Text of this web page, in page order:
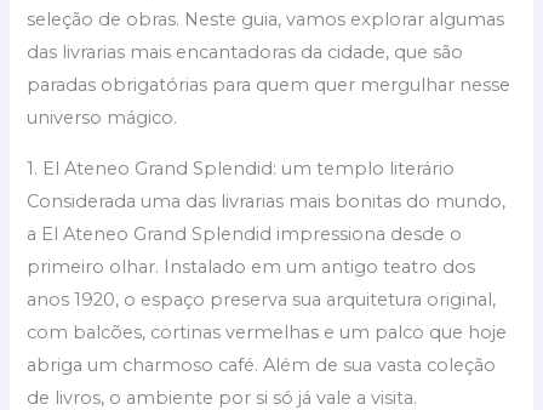
seleção de obras. Neste guia, vamos explorar algumas
das livrarias mais encantadoras da cidade, que são
paradas obrigatórias para quem quer mergulhar nesse
universo mágico.
1. El Ateneo Grand Splendid: um templo literário
Considerada uma das livrarias mais bonitas do mundo,
a El Ateneo Grand Splendid impressiona desde o
primeiro olhar. Instalado em um antigo teatro dos
anos 1920, o espaço preserva sua arquitetura original,
com balcões, cortinas vermelhas e um palco que hoje
abriga um charmoso café. Além de sua vasta coleção
de livros, o ambiente por si só já vale a visita.